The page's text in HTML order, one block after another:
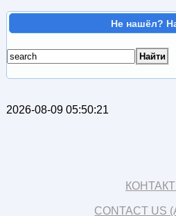
Не нашёл?
2026-08-09 05:50:21
CONTACT US